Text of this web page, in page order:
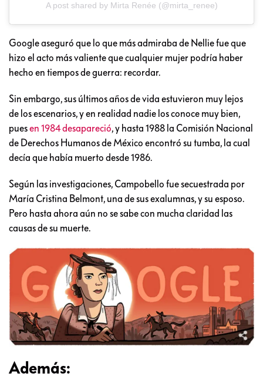
A post shared by Mirta Renée (@mirta_renee)
Google aseguró que lo que más admiraba de Nellie fue que
hizo el acto más valiente que cualquier mujer podría haber
hecho en tiempos de guerra: recordar.
Sin embargo, sus últimos años de vida estuvieron muy lejos
de los escenarios, y en realidad nadie los conoce muy bien,
puesen 1984 desapareció, y hasta 1988 la Comisión Nacional
de Derechos Humanos de México encontró su tumba, la cual
decía que había muerto desde 1986.
Según las investigaciones, Campobello fue secuestrada por
María Cristina Belmont, una de sus exalumnas, y su esposo.
Pero hasta ahora aún no se sabe con mucha claridad las
causas de su muerte.
Además: